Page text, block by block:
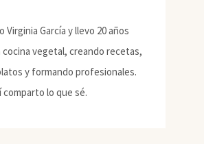
Virginia García y llevo 20 años
cocina vegetal, creando recetas,
y formando profesionales.
comparto lo que sé.